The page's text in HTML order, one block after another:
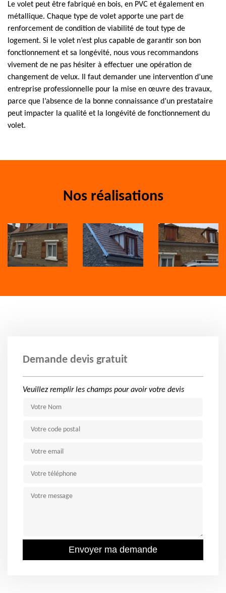
Le volet peut être fabriqué en bois, en PVC et également en
métallique. Chaque type de volet apporte une part de
renforcement de condition de viabilité de tout type de
logement. Si le volet n’est plus capable de garantir son bon
fonctionnement et sa longévité, nous vous recommandons
vivement de ne pas hésiter à effectuer une opération de
changement de velux. Il faut demander une intervention d’une
entreprise professionnelle pour la mise en œuvre des travaux,
parce que l’absence de la bonne connaissance d’un prestataire
peut impacter la qualité et la longévité de fonctionnement du
volet.
Nos réalisations
Demande devis gratuit
Veuillez remplir les champs pour avoir votre devis